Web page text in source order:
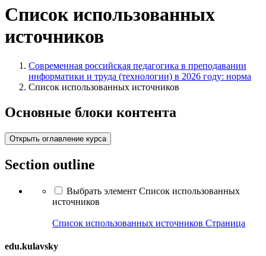
Список использованных
источников
Современная российская педагогика в преподавании
информатики и труда (технологии) в 2026 году: норма
Список использованных источников
Основные блоки контента
Открыть оглавление курса
Section outline
Выбрать элемент Список использованных
источников
Список использованных источников Страница
edu.kulavsky